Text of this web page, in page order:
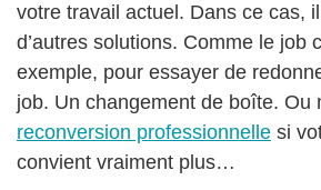
votre travail actuel. Dans ce cas,
d’autres solutions. Comme le job
exemple, pour essayer de
job. Un changement de boîte. Ou
reconversion professionnelle si
convient vraiment plus…